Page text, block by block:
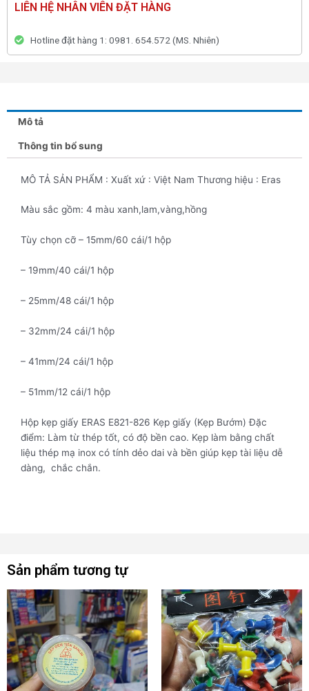
LIÊN HỆ NHÂN VIÊN ĐẶT HÀNG
Hotline đặt hàng 1: 0981. 654.572 (MS. Nhiên)
Mô tả
Thông tin bổ sung
MÔ TẢ SẢN PHẨM : Xuất xứ : Việt Nam Thương hiệu : Eras
Màu sắc gồm: 4 màu xanh,lam,vàng,hồng
Tùy chọn cỡ – 15mm/60 cái/1 hộp
– 19mm/40 cái/1 hộp
– 25mm/48 cái/1 hộp
– 32mm/24 cái/1 hộp
– 41mm/24 cái/1 hộp
– 51mm/12 cái/1 hộp
Hộp kẹp giấy ERAS E821-826 Kẹp giấy (Kẹp Bướm) Đặc
điểm: Làm từ thép tốt, có độ bền cao. Kẹp làm bằng chất
liệu thép mạ inox có tính dẻo dai và bền giúp kẹp tài liệu dễ
dàng, chắc chắn.
Sản phẩm tương tự